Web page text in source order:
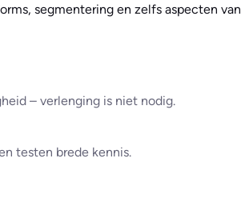
segmentering en zelfs aspecten van
– verlenging is niet nodig.
testen brede kennis.